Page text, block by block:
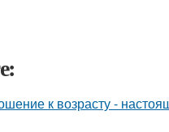
к возрасту -